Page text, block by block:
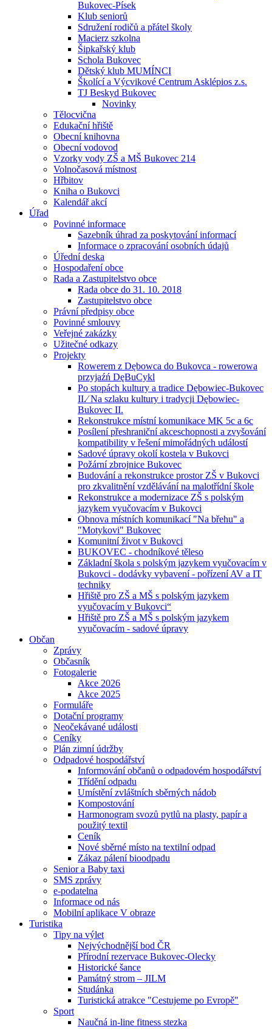
Bukovec-Písek
Klub seniorů
Sdružení rodičů a přátel školy
Macierz szkolna
Šipkařský klub
Schola Bukovec
Dětský klub MUMÍNCI
Školící a Výcvikové Centrum Asklépios z.s.
TJ Beskyd Bukovec
Novinky
Tělocvična
Edukační hřiště
Obecní knihovna
Obecní vodovod
Vzorky vody ZŠ a MŠ Bukovec 214
Volnočasová místnost
Hřbitov
Kniha o Bukovci
Kalendář akcí
Úřad
Povinné informace
Sazebník úhrad za poskytování informací
Informace o zpracování osobních údajů
Úřední deska
Hospodaření obce
Rada a Zastupitelstvo obce
Rada obce do 31. 10. 2018
Zastupitelstvo obce
Právní předpisy obce
Povinné smlouvy
Veřejné zakázky
Užitečné odkazy
Projekty
Rowerem z Dębowca do Bukovca - rowerowa
przyjaźń DęBuCykl
Po stopách kultury a tradice Dębowiec-Bukovec
II.⁄ Na szlaku kultury i tradycji Dębowiec-
Bukovec II.
Rekonstrukce místní komunikace MK 5c a 6c
Posílení přeshraniční akceschopnosti a zvyšování
kompatibility v řešení mimořádných událostí
Sadové úpravy okolí kostela v Bukovci
Požární zbrojnice Bukovec
Budování a rekonstrukce prostor ZŠ v Bukovci
pro zkvalitnění vzdělávání na malotřídní škole
Rekonstrukce a modernizace ZŠ s polským
jazykem vyučovacím v Bukovci
Obnova místních komunikací "Na břehu" a
"Motykovi" Bukovec
Komunitní život v Bukovci
BUKOVEC - chodníkové těleso
Základní škola s polským jazykem vyučovacím v
Bukovci - dodávky vybavení - pořízení AV a IT
techniky
Hřiště pro ZŠ a MŠ s polským jazykem
vyučovacím v Bukovci“
Hřiště pro ZŠ a MŠ s polským jazykem
vyučovacím - sadové úpravy
Občan
Zprávy
Občasník
Fotogalerie
Akce 2026
Akce 2025
Formuláře
Dotační programy
Neočekávané události
Ceníky
Plán zimní údržby
Odpadové hospodářství
Informování občanů o odpadovém hospodářství
Třídění odpadu
Umístění zvláštních sběrných nádob
Kompostování
Harmonogram svozů pytlů na plasty, papír a
použitý textil
Ceník
Nové sběrné místo na textilní odpad
Zákaz pálení bioodpadu
Senior a Baby taxi
SMS zprávy
e-podatelna
Informace od nás
Mobilní aplikace V obraze
Turistika
Tipy na výlet
Nejvýchodnější bod ČR
Přírodní rezervace Bukovec-Olecky
Historické šance
Památný strom – JILM
Studánka
Turistická atrakce "Cestujeme po Evropě"
Sport
Naučná in-line fitness stezka